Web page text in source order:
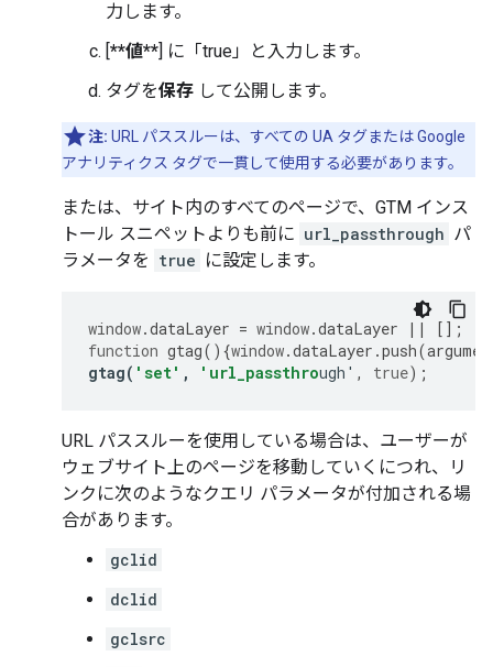
力します。
[**値**] に「true」と入力します。
タグを保存 して公開します。
注: URL パススルーは、すべての UA タグまたは Google
アナリティクス タグで一貫して使用する必要があります。
または、サイト内のすべてのページで、GTM インス
トール スニペットよりも前に url_passthrough パ
ラメータを true に設定します。
window.dataLayer = window.dataLayer ||
[];
function gtag(){window.dataLayer .push(
gtag( 'set' , 'url_passthrough' , true);
URL パススルーを使用している場合は、ユーザーが
ウェブサイト上のページを移動していくにつれ、リ
ンクに次のようなクエリ パラメータが付加される場
合があります。
gclid
dclid
gclsrc